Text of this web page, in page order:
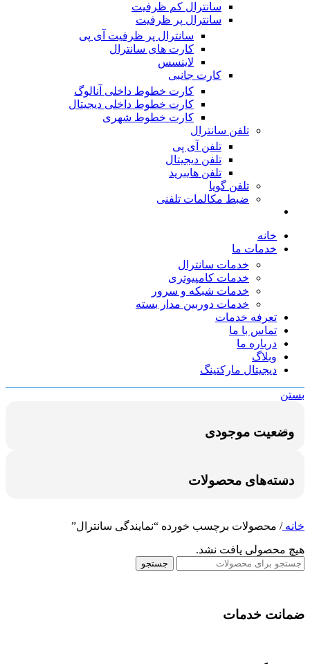
سانترال کم ظرفیت
سانترال پر ظرفیت
سانترال پر ظرفیت آی پی
کارت های سانترال
لاینسس
کارت جانبی
کارت خطوط داخلی آنالوگ
کارت خطوط داخلی دیجیتال
کارت خطوط شهری
تلفن سانترال
تلفن آی پی
تلفن دیجیتال
تلفن هایبرید
تلفن گویا
ضبط مکالمات تلفنی
خانه
خدمات ما
خدمات سانترال
خدمات کامپیوتری
خدمات شبکه و سرور
خدمات دوربین مدار بسته
تعرفه خدمات
تماس با ما
درباره ما
وبلاگ
دیجیتال مارکتینگ
بستن
وضعیت موجودی
دسته‌های محصولات
خانه/ محصولات برچسب خورده “نمایندگی سانترال”
هیچ محصولی یافت نشد.
جستجو
ضمانت خدمات